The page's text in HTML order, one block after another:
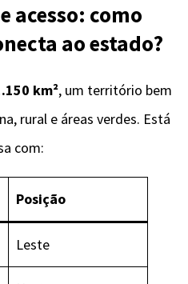
acesso: como
ao estado?
km², um território bem
rural e áreas verdes. Está
com:
Posição
Leste